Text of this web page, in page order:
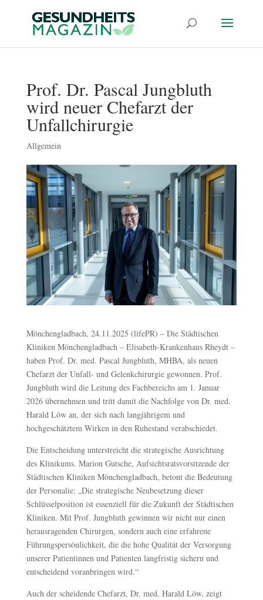
Prof. Dr. Pascal Jungbluth
wird neuer Chefarzt der
Unfallchirurgie
Allgemein
Mönchengladbach, 24.11.2025 (lifePR) – Die Städtischen
Kliniken Mönchengladbach – Elisabeth-Krankenhaus Rheydt –
haben Prof. Dr. med. Pascal Jungbluth, MHBA, als neuen
Chefarzt der Unfall- und Gelenkchirurgie gewonnen. Prof.
Jungbluth wird die Leitung des Fachbereichs am 1. Januar
2026 übernehmen und tritt damit die Nachfolge von Dr. med.
Harald Löw an, der sich nach langjährigem und
hochgeschätztem Wirken in den Ruhestand verabschiedet.
Die Entscheidung unterstreicht die strategische Ausrichtung
des Klinikums. Marion Gutsche, Aufsichtsratsvorsitzende der
Städtischen Kliniken Mönchengladbach, betont die Bedeutung
der Personalie: „Die strategische Neubesetzung dieser
Schlüsselposition ist essenziell für die Zukunft der Städtischen
Kliniken. Mit Prof. Jungbluth gewinnen wir nicht nur einen
herausragenden Chirurgen, sondern auch eine erfahrene
Führungspersönlichkeit, die die hohe Qualität der Versorgung
unserer Patientinnen und Patienten langfristig sichern und
entscheidend voranbringen wird.“
Auch der scheidende Chefarzt, Dr. med. Harald Löw, zeigt